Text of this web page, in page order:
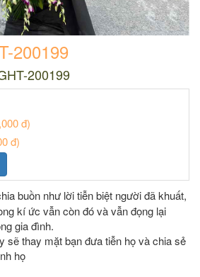
200199
200199
đ)
đ)
buồn như lời tiễn biệt người đã khuất,
kí ức vẫn còn đó và vẫn đọng lại
gia đình.
sẽ thay mặt bạn đưa tiễn họ và chia sẻ
họ